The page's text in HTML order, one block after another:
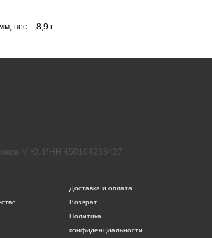
вес – 8,9 г.
М.Ю. ИНН 450104238427
Доставка и оплата
Возврат
Политика
конфиденциальности